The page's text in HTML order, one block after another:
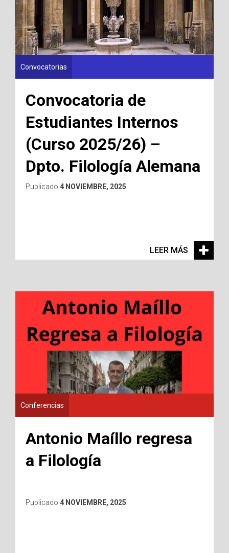
Convocatorias
Convocatoria de
Estudiantes Internos
(Curso 2025/26) –
Dpto. Filología Alemana
Publicado 4 NOVIEMBRE, 2025
LEER MÁS
Conferencias
Antonio Maíllo regresa
a Filología
Publicado 4 NOVIEMBRE, 2025